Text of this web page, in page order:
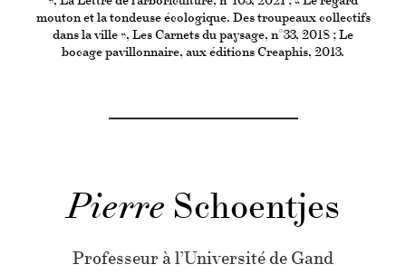
mouton et la tondeuse écologique. Des troupeaux collectifs
dans la ville », Les Carnets du paysage, n°33, 2018 ; Le
bocage pavillonnaire, aux éditions Creaphis, 2013.
Pierre Schoentjes
Professeur à l’Université de Gand